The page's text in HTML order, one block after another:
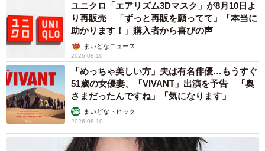
ユニクロ「エアリズム3Dマスク」が8月10日よ
り再販売 「ずっと再販を願ってて」「本当に
助かります！」購入者から喜びの声
まいどなニュース
2026.08.10
「めっちゃ美しい方」夫は有名俳優…もうすぐ
51歳の女優妻、「VIVANT」出演を予告 「奥
さまだったんですね」「気になります」
まいどなトピック
2026.08.10